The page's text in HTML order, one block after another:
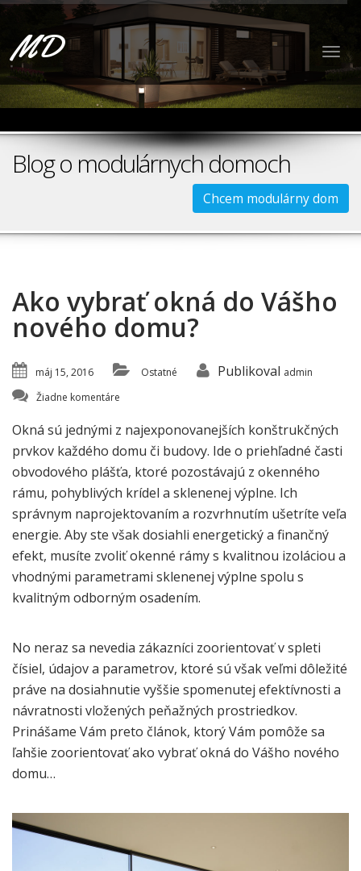
MD
Blog o modulárnych domoch
Chcem modulárny dom
Ako vybrať okná do Vášho
nového domu?
máj 15, 2016 Ostatné Publikoval admin
Žiadne komentáre
Okná sú jednými z najexponovanejších konštrukčných
prvkov každého domu či budovy. Ide o priehľadné časti
obvodového plášťa, ktoré pozostávajú z okenného
rámu, pohyblivých krídel a sklenenej výplne. Ich
správnym naprojektovaním a rozvrhnutím ušetríte veľa
energie. Aby ste však dosiahli energetický a finančný
efekt, musíte zvoliť okenné rámy s kvalitnou izoláciou a
vhodnými parametrami sklenenej výplne spolu s
kvalitným odborným osadením.
No neraz sa nevedia zákazníci zoorientovať v spleti
čísiel, údajov a parametrov, ktoré sú však veľmi dôležité
práve na dosiahnutie vyššie spomenutej efektívnosti a
návratnosti vložených peňažných prostriedkov.
Prinášame Vám preto článok, ktorý Vám pomôže sa
ľahšie zoorientovať ako vybrať okná do Vášho nového
domu…